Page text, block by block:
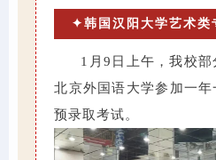
✦韩国汉阳大学艺术类
1月9日上午，我校部
北京外国语大学参加一
预录取考试。